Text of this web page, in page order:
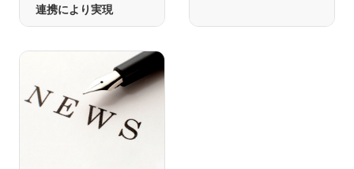
連携により実現